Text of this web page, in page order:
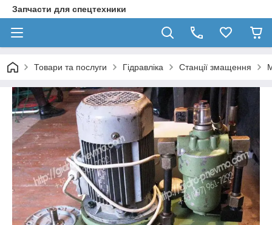
Запчасти для спецтехники
Товари та послуги Гідравліка Станції змащення